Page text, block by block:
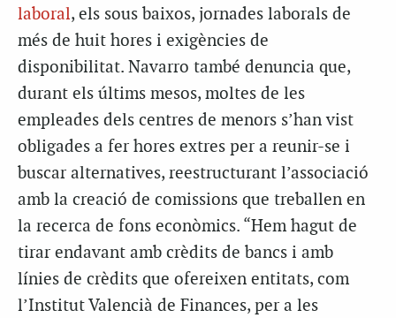
laboral, els sous baixos, jornades laborals de
més de huit hores i exigències de
disponibilitat. Navarro també denuncia que,
durant els últims mesos, moltes de les
empleades dels centres de menors s’han vist
obligades a fer hores extres per a reunir-se i
buscar alternatives, reestructurant l’associació
amb la creació de comissions que treballen en
la recerca de fons econòmics. “Hem hagut de
tirar endavant amb crèdits de bancs i amb
línies de crèdits que ofereixen entitats, com
l’Institut Valencià de Finances, per a les